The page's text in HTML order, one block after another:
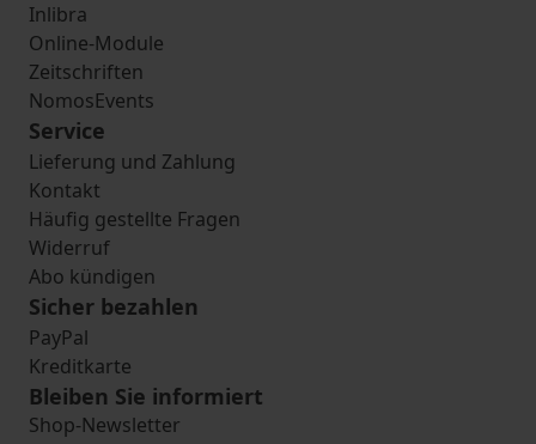
Inlibra
Online-Module
Zeitschriften
NomosEvents
Service
Lieferung und Zahlung
Kontakt
Häufig gestellte Fragen
Widerruf
Abo kündigen
Sicher bezahlen
PayPal
Kreditkarte
Bleiben Sie informiert
Shop-Newsletter